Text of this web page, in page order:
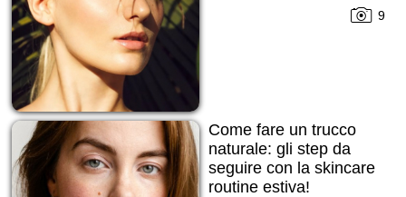
9
Come fare un trucco
naturale: gli step da
seguire con la skincare
routine estiva!